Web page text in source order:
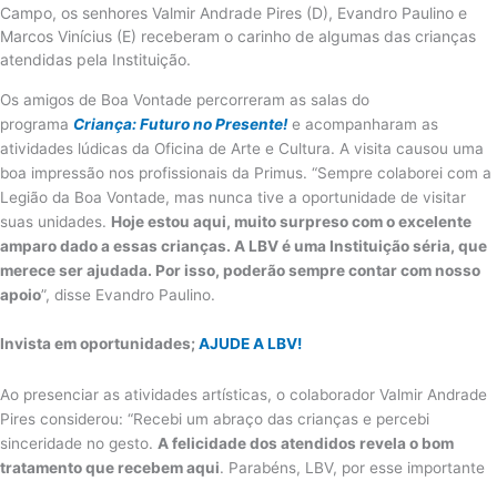
Campo, os senhores Valmir Andrade Pires (D), Evandro Paulino e
Marcos Vinícius (E) receberam o carinho de algumas das crianças
atendidas pela Instituição.
Os amigos de Boa Vontade percorreram as salas do
programa Criança: Futuro no Presente!e acompanharam as
atividades lúdicas da Oficina de Arte e Cultura. A visita causou uma
boa impressão nos profissionais da Primus. “Sempre colaborei com a
Legião da Boa Vontade, mas nunca tive a oportunidade de visitar
suas unidades. Hoje estou aqui, muito surpreso com o excelente
amparo dado a essas crianças. A LBV é uma Instituição séria, que
merece ser ajudada. Por isso, poderão sempre contar com nosso
apoio”, disse Evandro Paulino.
Invista em oportunidades;AJUDE A LBV!
Ao presenciar as atividades artísticas, o colaborador Valmir Andrade
Pires considerou: “Recebi um abraço das crianças e percebi
sinceridade no gesto. A felicidade dos atendidos revela o bom
tratamento que recebem aqui. Parabéns, LBV, por esse importante